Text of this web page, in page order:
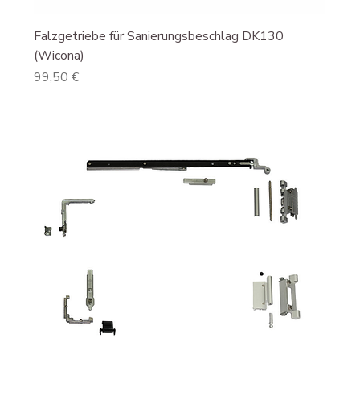
Falzgetriebe für Sanierungsbeschlag DK130
(Wicona)
Preis
99,50 €